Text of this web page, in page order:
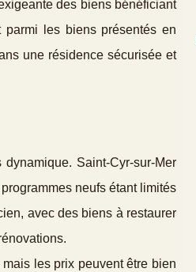
des biens bénéficiant
les biens présentés en
une résidence sécurisée et
Saint-Cyr-sur-Mer
neufs étant limités
avec des biens à restaurer
les prix peuvent être bien